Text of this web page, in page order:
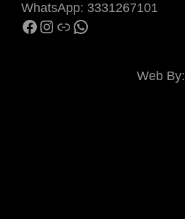
WhatsApp: 3331267101
Facebook
Instagram
Enlace
WhatsApp
Web By: